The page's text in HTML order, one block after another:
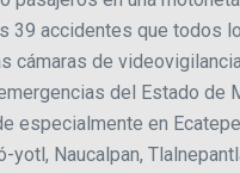
39 accidentes que todos
cámaras de
del Estado de
especialmente en
yotl, Naucalpan,